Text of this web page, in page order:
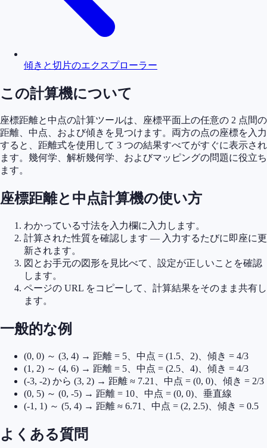
傾きと切片のエクスプローラー
この計算機について
座標距離と中点の計算ツールは、座標平面上の任意の 2 点間の
距離、中点、および傾きを見つけます。両方の点の座標を入力
すると、距離式を使用して 3 つの結果すべてがすぐに表示され
ます。幾何学、解析幾何学、およびマッピングの問題に役立ち
ます。
座標距離と中点計算機の使い方
わかっている寸法を入力欄に入力します。
計算された性質を確認します — 入力するたびに即座に更
新されます。
図とお手元の図形を見比べて、設定が正しいことを確認
します。
ページの URL をコピーして、計算結果をそのまま共有し
ます。
一般的な例
(0, 0) ～ (3, 4) → 距離 = 5、中点 = (1.5、2)、傾き = 4/3
(1, 2) ～ (4, 6) → 距離 = 5、中点 = (2.5、4)、傾き = 4/3
(-3, -2) から (3, 2) → 距離 ≈ 7.21、中点 = (0, 0)、傾き = 2/3
(0, 5) ～ (0, -5) → 距離 = 10、中点 = (0, 0)、垂直線
(-1, 1) ～ (5, 4) → 距離 ≈ 6.71、中点 = (2, 2.5)、傾き = 0.5
よくある質問